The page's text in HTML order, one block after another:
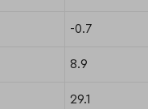
-0.7
8.9
29.1